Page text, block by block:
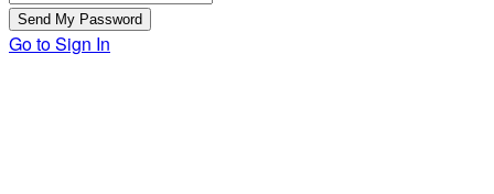
Go to Sign In